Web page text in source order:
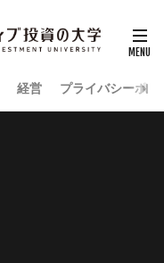
経営 プライバシーポリ